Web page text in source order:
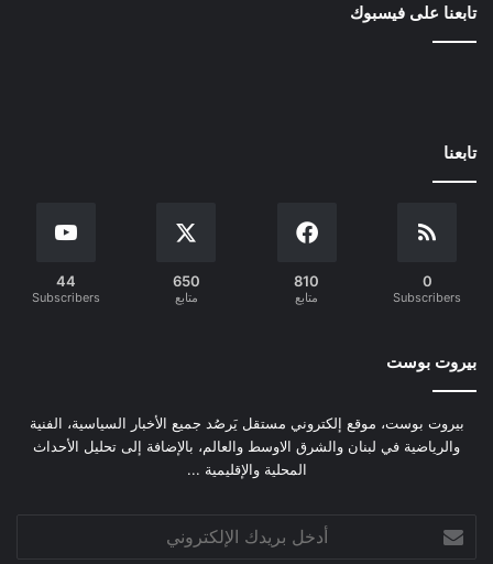
تابعنا على فيسبوك
تابعنا
0
Subscribers
810
متابع
650
متابع
44
Subscribers
بيروت بوست
بيروت بوست، موقع إلكتروني مستقل يَرصُد جميع الأخبار السياسية، الفنية
والرياضية في لبنان والشرق الاوسط والعالم، بالإضافة إلى تحليل الأحداث
المحلية والإقليمية ...
بريدك